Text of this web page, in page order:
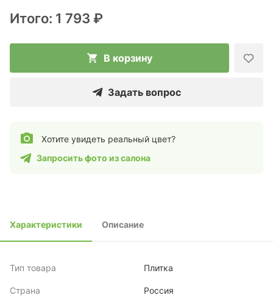
Итого: 1 793 ₽
В корзину
Задать вопрос
Хотите увидеть реальный цвет?
Запросить фото из салона
Характеристики Описание
Тип товара Плитка
Страна Россия